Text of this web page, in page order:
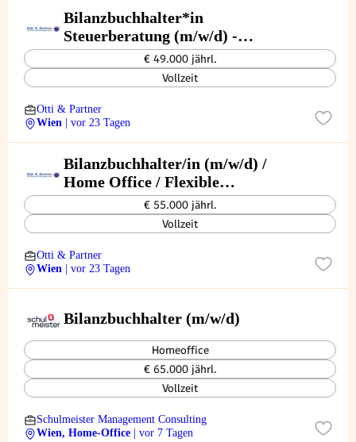
Bilanzbuchhalter*in
Steuerberatung (m/w/d) -
eigenverantwortlich &
mandantennah
€ 49.000 jährl.
Vollzeit
Otti & Partner
Wien
| vor 23 Tagen
Bilanzbuchhalter/in (m/w/d) /
Home Office / Flexible
Arbeitszeiten€ 55.000 jährl.
Vollzeit
Otti & Partner
Wien
| vor 23 Tagen
Bilanzbuchhalter (m/w/d)
Homeoffice
€ 65.000 jährl.
Vollzeit
Schulmeister Management Consulting
Wien, Home-Office
| vor 7 Tagen